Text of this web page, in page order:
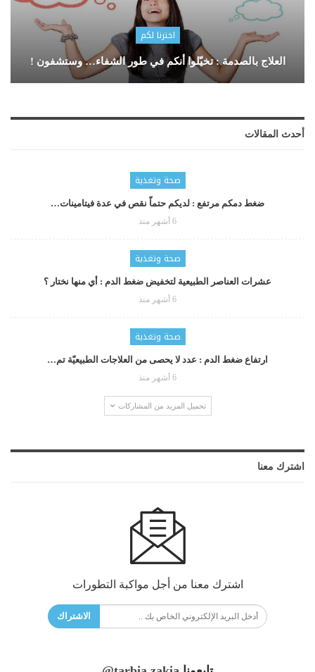
اخترنا لكم
العلاج بالصدمة : تخيّلوا أنكم في طور الشفاء… وستشفون !
أحدث المقالات
صحة وتغذية
ضغط دمكم مرتفع : لديكم حتماّ نقص في عدة فيتامينات…
6 أشهر منذ
صحة وتغذية
عشرات العناصر الطبيعية لتخفيض ضغط الدم : أي منها نختار ؟
6 أشهر منذ
صحة وتغذية
ارتفاع ضغط الدم : عدد لا يحصى من العلاجات الطبيعيّة تم…
6 أشهر منذ
تحميل المزيد من المشاركات
اشترك معنا
اشترك معنا من أجل مواكبة التطورات
الاشتراك